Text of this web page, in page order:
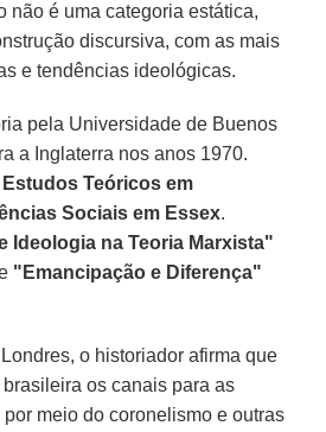
não é uma categoria estática,
discursiva, com as mais
e tendências ideológicas.
pela Universidade de Buenos
a Inglaterra nos anos 1970.
Teóricos em
Sociais em Essex.
Ideologia na Teoria Marxista"
"Emancipação e Diferença"
o historiador afirma que
os canais para as
meio do coronelismo e outras